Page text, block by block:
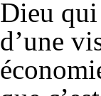
Dieu qui
d’une